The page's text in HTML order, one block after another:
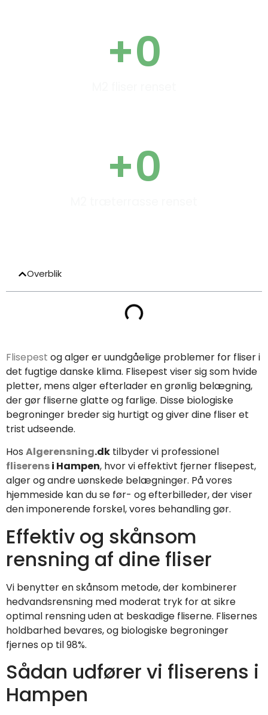
+0
+0
Overblik
Flisepest og alger er uundgåelige problemer for fliser i
det fugtige danske klima. Flisepest viser sig som hvide
pletter, mens alger efterlader en grønlig belægning,
der gør fliserne glatte og farlige. Disse biologiske
begroninger breder sig hurtigt og giver dine fliser et
trist udseende.
Hos Algerensning.dk tilbyder vi professionel
fliserensi Hampen, hvor vi effektivt fjerner flisepest,
alger og andre uønskede belægninger. På vores
hjemmeside kan du se før- og efterbilleder, der viser
den imponerende forskel, vores behandling gør.
Effektiv og skånsom
rensning af dine fliser
Vi benytter en skånsom metode, der kombinerer
hedvandsrensning med moderat tryk for at sikre
optimal rensning uden at beskadige fliserne. Flisernes
holdbarhed bevares, og biologiske begroninger
fjernes op til 98%.
Sådan udfører vi fliserens i
Hampen